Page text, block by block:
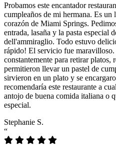
Probamos este encantador
cumpleaños de mi hermana. Es
corazón de Miami Springs.
entrada, lasaña y la pasta especial
dell'ammiraglio. Todo estuvo
rápido! El servicio fue
constantemente para retirar platos,
permitieron llevar un pastel de
sirvieron en un plato y se
recomendaría este restaurante a
antojo de buena comida italiana o
especial.
Stephanie S.
“